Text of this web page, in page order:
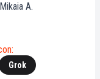
Mikaia A.
Grok